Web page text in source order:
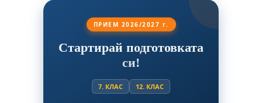
ПРИЕМ 2026/2027 г.
Стартирай подготовката
си!
7. КЛАС 12. КЛАС